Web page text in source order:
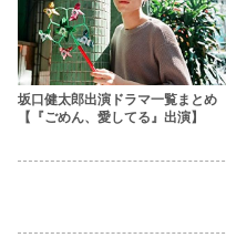
坂口健太郎出演ドラマ一覧まとめ
【『ごめん、愛してる』出演】